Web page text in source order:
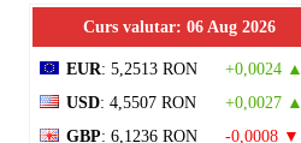
Curs valutar: 06 Aug 2026
EUR: 5,2513 RON
+0,0024 ▲
USD: 4,5507 RON
+0,0027 ▲
GBP: 6,1236 RON -0,0008 ▼